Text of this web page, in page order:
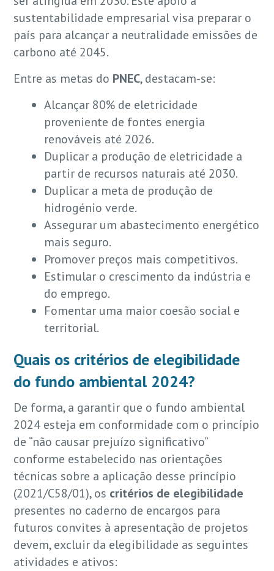
sustentabilidade empresarial visa preparar o
país para alcançar a neutralidade emissões de
carbono até 2045.
Entre as metas do PNEC, destacam-se:
Alcançar 80% de eletricidade
proveniente de fontes energia
renováveis até 2026.
Duplicar a produção de eletricidade a
partir de recursos naturais até 2030.
Duplicar a meta de produção de
hidrogénio verde.
Assegurar um abastecimento energético
mais seguro.
Promover preços mais competitivos.
Estimular o crescimento da indústria e
do emprego.
Fomentar uma maior coesão social e
territorial.
Quais os critérios de elegibilidade
do fundo ambiental 2024?
De forma, a garantir que o fundo ambiental
2024 esteja em conformidade com o princípio
de “não causar prejuízo significativo”
conforme estabelecido nas orientações
técnicas sobre a aplicação desse princípio
(2021/C58/01), os critérios de elegibilidade
presentes no caderno de encargos para
futuros convites à apresentação de projetos
devem, excluir da elegibilidade as seguintes
atividades e ativos: